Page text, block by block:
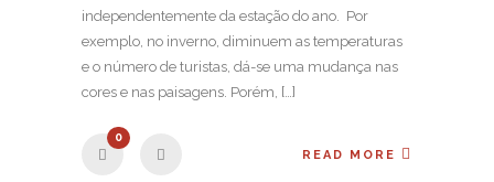
independentemente da estação do ano. Por
exemplo, no inverno, diminuem as temperaturas
e o número de turistas, dá-se uma mudança nas
cores e nas paisagens. Porém, […]
0
READ MORE